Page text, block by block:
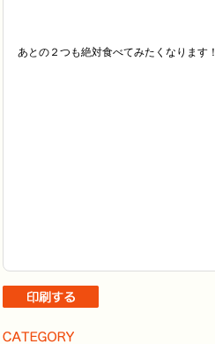
あとの２つも絶対食べてみたくなります！